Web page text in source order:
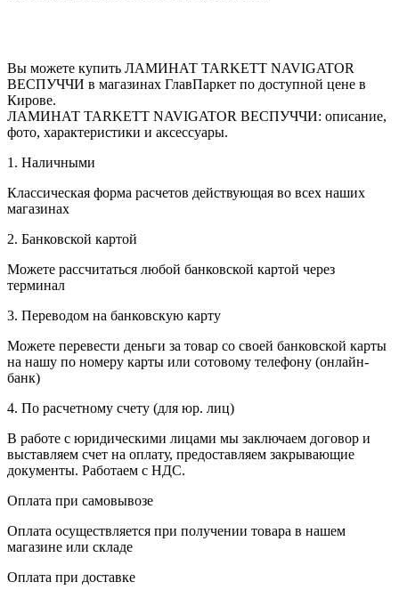
Вы можете купить ЛАМИНАТ TARKETT NAVIGATOR
ВЕСПУЧЧИ в магазинах ГлавПаркет по доступной цене в
Кирове.
ЛАМИНАТ TARKETT NAVIGATOR ВЕСПУЧЧИ: описание,
фото, характеристики и аксессуары.
1. Наличными
Классическая форма расчетов действующая во всех наших
магазинах
2. Банковской картой
Можете рассчитаться любой банковской картой через
терминал
3. Переводом на банковскую карту
Можете перевести деньги за товар со своей банковской карты
на нашу по номеру карты или сотовому телефону (онлайн-
банк)
4. По расчетному счету (для юр. лиц)
В работе с юридическими лицами мы заключаем договор и
выставляем счет на оплату, предоставляем закрывающие
документы. Работаем с НДС.
Оплата при самовывозе
Оплата осуществляется при получении товара в нашем
магазине или складе
Оплата при доставке